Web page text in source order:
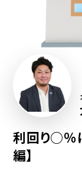
利回り○％
編】